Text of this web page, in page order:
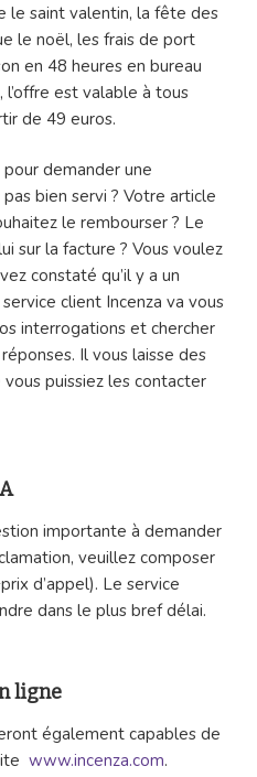
le saint valentin, la fête des
le noël, les frais de port
en 48 heures en bureau
est valable à tous
de 49 euros.
pour demander une
bien servi ? Votre article
le rembourser ? Le
sur la facture ? Vous voulez
constaté qu’il y a un
client Incenza va vous
interrogations et chercher
Il vous laisse des
puissiez les contacter
importante à demander
veuillez composer
d’appel). Le service
dans le plus bref délai.
ligne
également capables de
www.incenza.com.